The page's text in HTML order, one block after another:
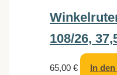
108/26,
65,00€ In